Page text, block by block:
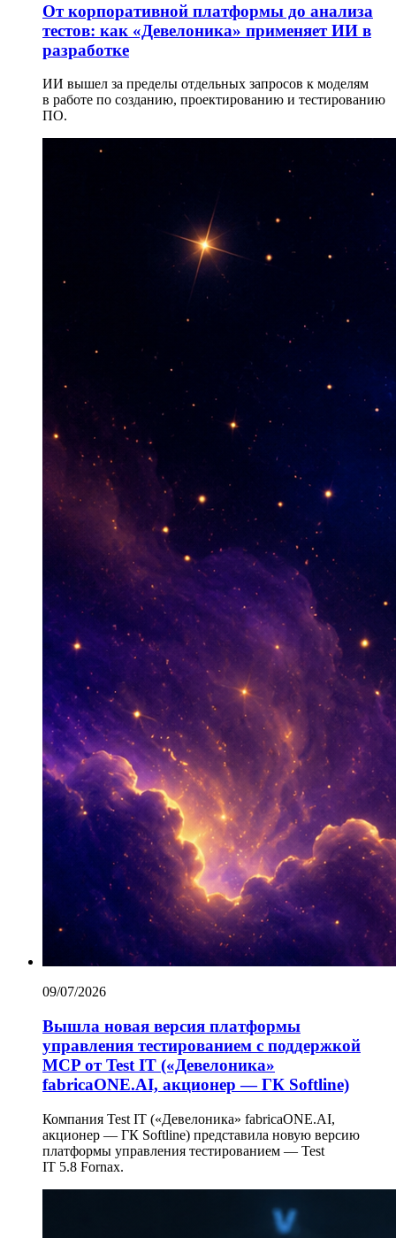
От корпоративной платформы до анализа
тестов: как «Девелоника» применяет ИИ в
разработке
ИИ вышел за пределы отдельных запросов к моделям
в работе по созданию, проектированию и тестированию
ПО.
09/07/2026
Вышла новая версия платформы
управления тестированием с поддержкой
MCP от Test IT («Девелоника»
fabricaONE.AI, акционер — ГК Softline)
Компания Test IT («Девелоника» fabricaONE.AI,
акционер — ГК Softline) представила новую версию
платформы управления тестированием — Test
IT 5.8 Fornax.